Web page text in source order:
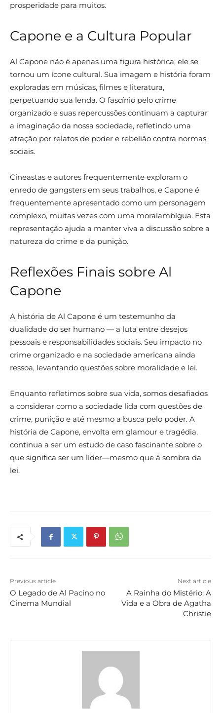
prosperidade para muitos.
Capone e a Cultura Popular
Al Capone não é apenas uma figura histórica; ele se
tornou um ícone cultural. Sua imagem e história foram
exploradas em músicas, filmes e literatura,
perpetuando sua lenda. O fascínio pelo crime
organizado e suas repercussões continuam a capturar
a imaginação da nossa sociedade, refletindo uma
atração por relatos de poder e rebelião contra normas
sociais.
Cineastas e autores frequentemente exploram o
enredo de gangsters em seus trabalhos, e Capone é
frequentemente apresentado como um personagem
complexo, muitas vezes com uma moralambígua. Esta
representação ajuda a manter viva a discussão sobre a
natureza do crime e da punição.
Reflexões Finais sobre Al
Capone
A história de Al Capone é um testemunho da
dualidade do ser humano — a luta entre desejos
pessoais e responsabilidades sociais. Seu impacto no
crime organizado e na sociedade americana ainda
ressoa, levantando questões sobre moralidade e lei.
Enquanto refletimos sobre sua vida, somos desafiados
a considerar como a sociedade lida com questões de
crime, punição e até mesmo a busca pelo poder. A
história de Capone, envolta em glamour e tragédia,
continua a ser um estudo de caso fascinante sobre o
que significa ser um líder—mesmo que à sombra da
lei.
Previous article
O Legado de Al Pacino no
Cinema Mundial
Next article
A Rainha do Mistério: A
Vida e a Obra de Agatha
Christie